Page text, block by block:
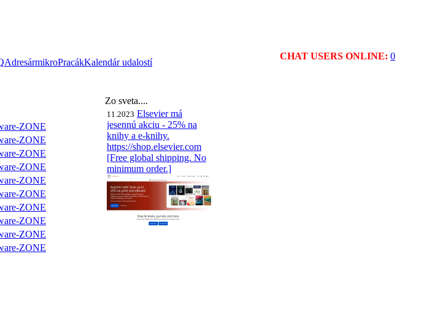
AdresármikroPracákKalendár udalostí
CHAT USERS ONLINE: 0
ZONE
ZONE
ZONE
ZONE
ZONE
ZONE
ZONE
ZONE
ZONE
ZONE
Zo sveta....
11.2023 Elsevier má
jesennú akciu - 25% na
knihy a e-knihy.
https://shop.elsevier.com
[Free global shipping. No
minimum order.]